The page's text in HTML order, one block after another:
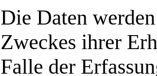
Die Daten
Zweckes ihrer
Falle der